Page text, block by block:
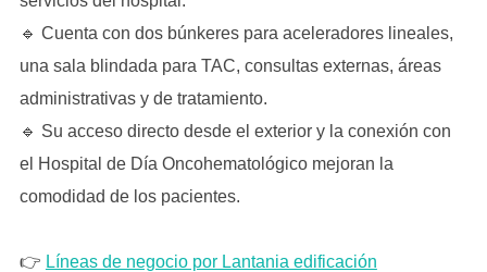
🔹 Cuenta con dos búnkeres para aceleradores lineales,
una sala blindada para TAC, consultas externas, áreas
administrativas y de tratamiento.
🔹 Su acceso directo desde el exterior y la conexión con
el Hospital de Día Oncohematológico mejoran la
comodidad de los pacientes.
👉 Líneas de negocio por Lantania edificación